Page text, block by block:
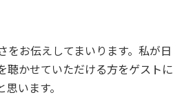
をお伝えしてまいります。私が日
聴かせていただける方をゲストに
います。